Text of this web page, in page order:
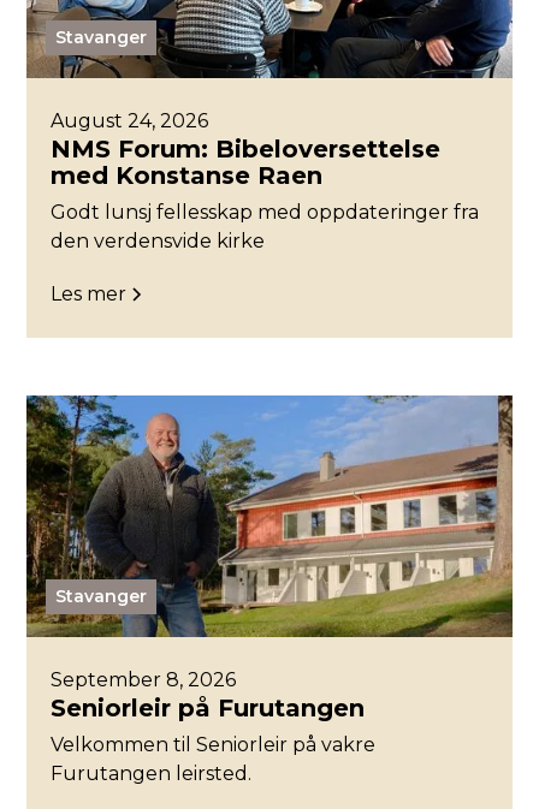
Stavanger
August 24, 2026
NMS Forum: Bibeloversettelse
med Konstanse Raen
Godt lunsj fellesskap med oppdateringer fra
den verdensvide kirke
Les mer
Stavanger
September 8, 2026
Seniorleir på Furutangen
Velkommen til Seniorleir på vakre
Furutangen leirsted.